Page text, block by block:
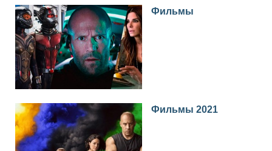
Фильмы
Фильмы 2021